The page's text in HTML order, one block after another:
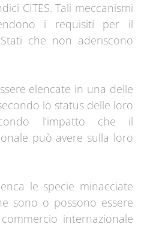
CITES. Tali meccanismi
i requisiti per il
che non aderiscono
elencate in una delle
lo status delle loro
l’impatto che il
può avere sulla loro
le specie minacciate
sono o possono essere
internazionale